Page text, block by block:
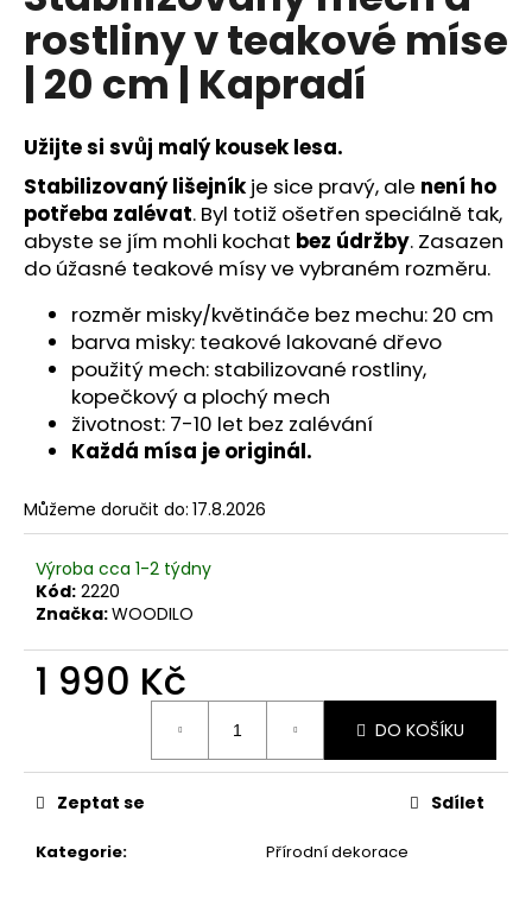
5
hvězdiček.
rostliny v teakové míse
| 20 cm | Kapradí
Užijte si svůj malý kousek lesa.
Stabilizovaný lišejník je sice pravý, ale není ho
potřeba zalévat. Byl totiž ošetřen speciálně tak,
abyste se jím mohli kochat bez údržby. Zasazen
do úžasné teakové mísy ve vybraném rozměru.
rozměr misky/květináče bez mechu: 20 cm
barva misky: teakové lakované dřevo
použitý mech: stabilizované rostliny,
kopečkový a plochý mech
životnost: 7-10 let bez zalévání
Každá mísa je originál.
Můžeme doručit do: 17.8.2026
Výroba cca 1-2 týdny
Kód: 2220
Značka:WOODILO
1 990 Kč
DO KOŠÍKU
Kategorie: Přírodní dekorace
Zeptat se Sdílet
a
j
?
HLEDAT
u
č
u
e
e